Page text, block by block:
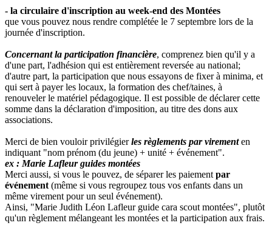
- la circulaire d'inscription au week-end des Montées
que vous pouvez nous rendre complétée le 7 septembre lors de la
journée d'inscription.
Concernant la participation financière, comprenez bien qu'il y a
d'une part, l'adhésion qui est entièrement reversée au national;
d'autre part, la participation que nous essayons de fixer à minima, et
qui sert à payer les locaux, la formation des chef/taines, à
renouveler le matériel pédagogique. Il est possible de déclarer cette
somme dans la déclaration d'imposition, au titre des dons aux
associations.
Merci de bien vouloir privilégierles règlements par virementen
indiquant "nom prénom (du jeune) + unité + événement".
ex : Marie Lafleur guides montées
Merci aussi, si vous le pouvez, de séparer les paiement par
événement (même si vous regroupez tous vos enfants dans un
même virement pour un seul événement).
Ainsi, "Marie Judith Léon Lafleur guide cara scout montées", plutôt
qu'un règlement mélangeant les montées et la participation aux frais.